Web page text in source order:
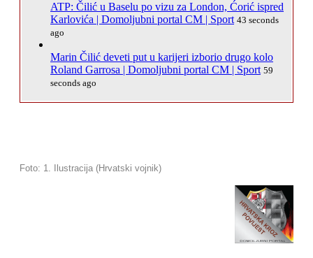
ATP: Čilić u Baselu po vizu za London, Ćorić ispred
Karlovića | Domoljubni portal CM | Sport 43 seconds
ago
Marin Čilić deveti put u karijeri izborio drugo kolo
Roland Garrosa | Domoljubni portal CM | Sport 59
seconds ago
Foto: 1. Ilustracija (Hrvatski vojnik)